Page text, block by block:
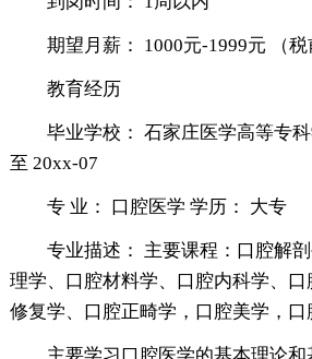
期望月薪： 1000元-1999元 （税
教育经历
毕业学校： 石家庄医学高等专
至 20xx-07
专 业： 口腔医学 学历： 大专
专业描述： 主要课程：口腔解
理学、口腔材料学、口腔内科学、
修复学、口腔正畸学，口腔美学，口